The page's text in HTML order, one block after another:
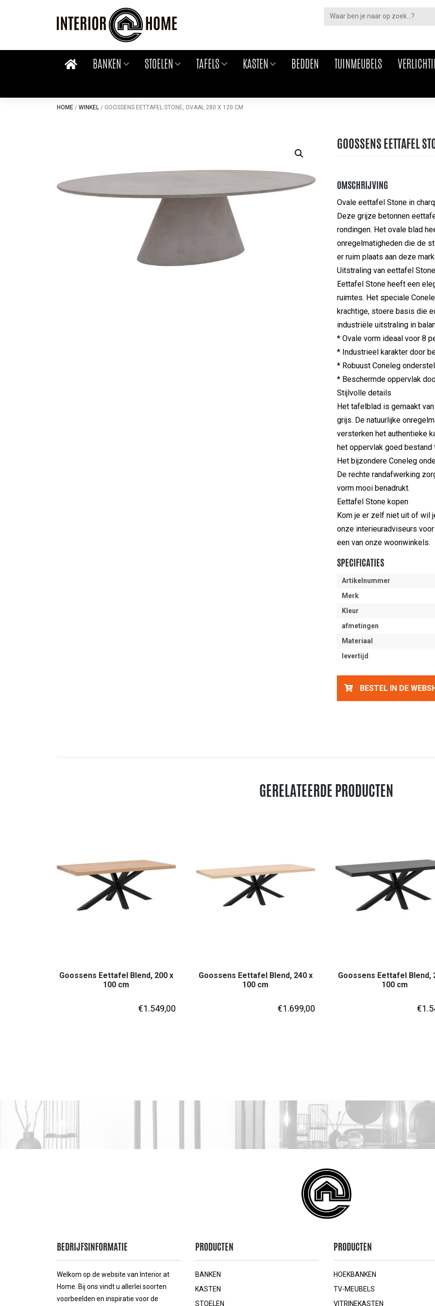
BANKEN STOELEN TAFELS KASTEN BEDDEN TUINMEUBELS
HOME / WINKEL / GOOSSENS EETTAFEL STONE, OVAAL 280 X 120 CM
GOOSSENS EETTAFEL
OMSCHRIJVING
Ovale eettafel Stone in
Deze grijze betonnen
rondingen. Het ovale blad
onregelmatigheden die de
er ruim plaats aan deze
Uitstraling van eettafel
Eettafel Stone heeft een
ruimtes. Het speciale
krachtige, stoere basis die
industriële uitstraling in
* Ovale vorm ideaal voor 8
* Industrieel karakter door
* Robuust Coneleg
* Beschermde oppervlak
Stijlvolle details
Het tafelblad is gemaakt
grijs. De natuurlijke
versterken het authentieke
het oppervlak goed
Het bijzondere Coneleg
De rechte randafwerking
vorm mooi benadrukt.
Eettafel Stone kopen
Kom je er zelf niet uit of wil
onze interieuradviseurs
een van onze woonwinkels.
SPECIFICATIES
Artikelnummer
Merk
Kleur
afmetingen
Materiaal
levertijd
BESTEL IN DE
GERELATEERDE PRODUCTEN
Goossens Eettafel Blend, 200 x
100 cm
€1.549,00
Goossens Eettafel Blend, 240 x
100 cm
€1.699,00
Goossens Eettafel Blend,
100 cm
€
BEDRIJFSINFORMATIE
Welkom op de website van Interior at
Home. Bij ons vindt u allerlei soorten
voorbeelden en inspiratie voor de
PRODUCTEN
BANKEN
KASTEN
STOELEN
PRODUCTEN
HOEKBANKEN
TV-MEUBELS
VITRINEKASTEN